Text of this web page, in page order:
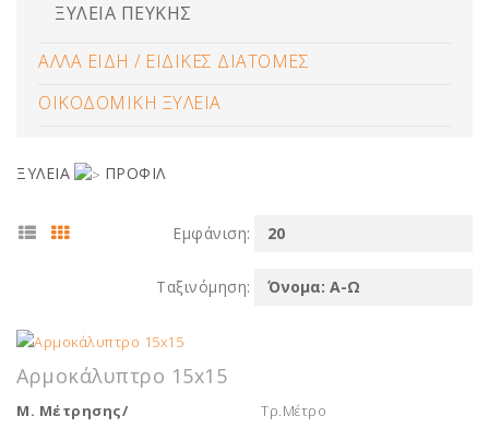
ΞΥΛΕΙΑ ΠΕΥΚΗΣ
ΑΛΛΑ ΕΙΔΗ / ΕΙΔΙΚΕΣ ΔΙΑΤΟΜΕΣ
ΟΙΚΟΔΟΜΙΚΗ ΞΥΛΕΙΑ
ΞΥΛΕΙΑ ΠΡΟΦΙΛ
Εμφάνιση:
Ταξινόμηση:
Αρμοκάλυπτρο 15x15
Μ. Μέτρησης/
Τρ.Μέτρο